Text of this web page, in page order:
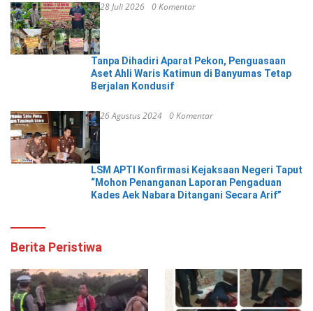
28 Juli 2026 0 Komentar
Tanpa Dihadiri Aparat Pekon, Penguasaan
Aset Ahli Waris Katimun di Banyumas Tetap
Berjalan Kondusif
26 Agustus 2024 0 Komentar
LSM APTI Konfirmasi Kejaksaan Negeri Taput
“Mohon Penanganan Laporan Pengaduan
Kades Aek Nabara Ditangani Secara Arif”
Berita Peristiwa